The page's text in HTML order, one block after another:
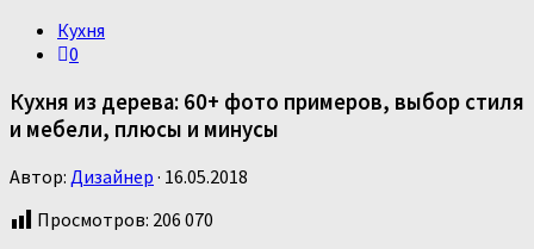
Кухня
0
Кухня из дерева: 60+ фото примеров, выбор стиля
и мебели, плюсы и минусы
Автор: Дизайнер · 16.05.2018
Просмотров: 206 070